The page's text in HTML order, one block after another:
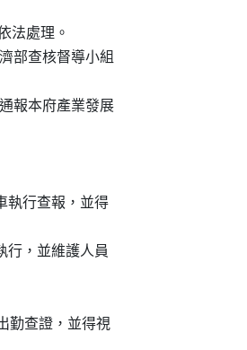
法處理。
濟部查核督導小組
通報本府產業發展
車執行查報，並得
行，並維護人員
出勤查證，並得視